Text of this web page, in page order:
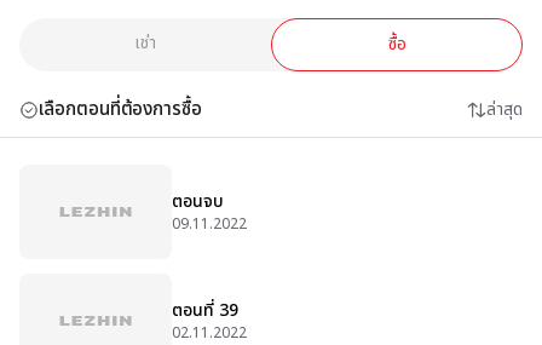
เช่า ซื้อ
เลือกตอนที่ต้องการซื้อ ล่าสุด
ตอนจบ
09.11.2022
ตอนที่ 39
02.11.2022